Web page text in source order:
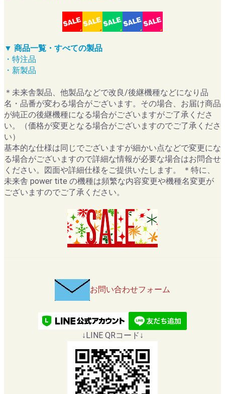
▼ 商品一覧・すべての製品
・特注品
・新製品
＊未来舎製品、他製品などで改良/後継機種などになり品
名・品番が変わる場合がございます。その場合、お届け商品
が純正の後継機種になる場合がございますがご了承くださ
い。（価格が変更となる場合がございますのでご了承くださ
い）
基本的な仕様は同じでございますが細かい点などで変更にな
る場合がございますので詳細な情報が必要な場合はお問合せ
ください。図面や詳細仕様をご提供いたします。 ＊特に、
未来舎 power tite の機種は頻繁な内容変更や機種名変更が
ございますのでご了承ください。
お問い合わせフォーム
↓LINE QRコード↓